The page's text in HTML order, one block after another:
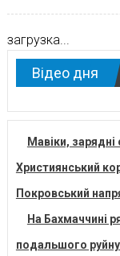
загрузка...
Відео дня
Мавіки, зарядні
Християнський
Покровський
На Бахмаччині
подальшого